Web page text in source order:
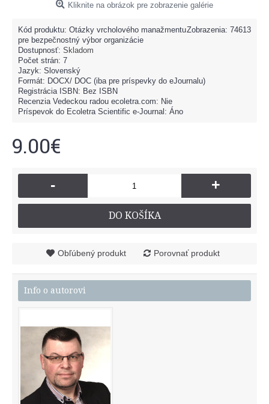
Kliknite na obrázok pre zobrazenie galérie
Zobrazenia: 74613
Kód produktu: Otázky vrcholového manažmentu
pre bezpečnostný výbor organizácie
Dostupnosť: Skladom
Počet strán: 7
Jazyk: Slovenský
Formát: DOCX/ DOC (iba pre príspevky do eJournalu)
Registrácia ISBN: Bez ISBN
Recenzia Vedeckou radou ecoletra.com: Nie
Príspevok do Ecoletra Scientific e-Journal: Áno
9.00€
- +
DO KOŠÍKA
Obľúbený produkt Porovnať produkt
Info o autorovi